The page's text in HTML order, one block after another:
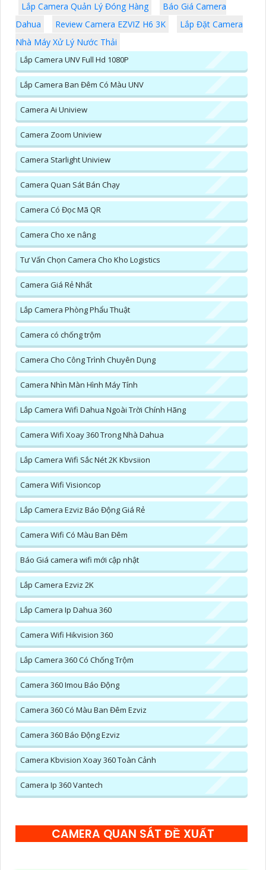
Lắp Camera Quản Lý Đóng Hàng
Báo Giá Camera
Dahua
Review Camera EZVIZ H6 3K
Lắp Đặt Camera
Nhà Máy Xử Lý Nước Thải
Lắp Camera UNV Full Hd 1080P
Lắp Camera Ban Đêm Có Màu UNV
Camera Ai Uniview
Camera Zoom Uniview
Camera Starlight Uniview
Camera Quan Sát Bán Chạy
Camera Có Đọc Mã QR
Camera Cho xe nâng
Tư Vấn Chọn Camera Cho Kho Logistics
Camera Giá Rẻ Nhất
Lắp Camera Phòng Phẩu Thuật
Camera có chống trộm
Camera Cho Công Trình Chuyên Dụng
Camera Nhìn Màn Hình Máy Tính
Lắp Camera Wifi Dahua Ngoài Trời Chính Hãng
Camera Wifi Xoay 360 Trong Nhà Dahua
Lắp Camera Wifi Sắc Nét 2K Kbvsiion
Camera Wifi Visioncop
Lắp Camera Ezviz Báo Động Giá Rẻ
Camera Wifi Có Màu Ban Đêm
Báo Giá camera wifi mới cập nhật
Lắp Camera Ezviz 2K
Lắp Camera Ip Dahua 360
Camera Wifi Hikvision 360
Lắp Camera 360 Có Chống Trộm
Camera 360 Imou Báo Động
Camera 360 Có Màu Ban Đêm Ezviz
Camera 360 Báo Động Ezviz
Camera Kbvision Xoay 360 Toàn Cảnh
Camera Ip 360 Vantech
CAMERA QUAN SÁT ĐỀ XUẤT